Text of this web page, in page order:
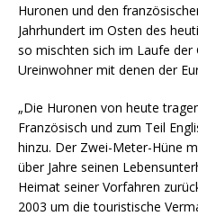
Huronen und den
Jahrhundert im Osten des
so mischten sich im Laufe der
Ureinwohner mit denen der
„Die Huronen von heute
Französisch und zum Teil
hinzu. Der Zwei-Meter-Hüne
über Jahre seinen
Heimat seiner Vorfahren
2003 um die touristische